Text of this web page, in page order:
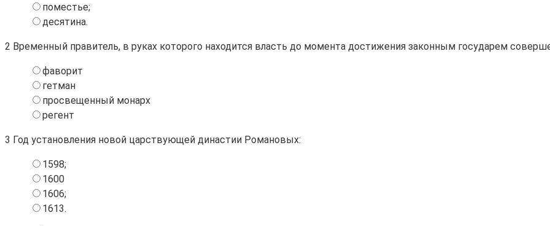
поместье;
десятина.
2 Временный правитель, в руках которого находится власть до момента достижения законным государем
фаворит
гетман
просвещенный монарх
регент
3 Год установления новой царствующей династии Романовых:
1598;
1600
1606;
1613.